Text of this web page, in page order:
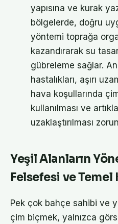
yapısına ve kurak
bölgelerde, doğru
yöntemi toprağa
kazandırarak su
gübreleme sağlar.
hastalıkları, aşırı
hava koşullarında
kullanılması ve
uzaklaştırılması
Yeşil Alanların
Felsefesi ve Temel
Pek çok bahçe sahibi ve
çim biçmek, yalnızca